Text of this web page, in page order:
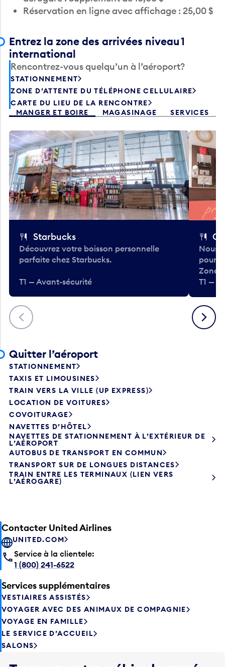
international
Rencontrez-vous quelqu’un à l’aéroport?
STATIONNEMENT
ZONE D’ATTENTE DU TÉLÉPHONE CELLULAIRE
CARTE DU LIEU DE LA RENCONTRE
MANGER ET BOIRE
MAGASINAGE
Découvrez votre boisson personnelle
parfaite chez Starbucks.
Nous
pour
Zone.
T1 —
Suivant
STATIONNEMENT
TAXIS ET LIMOUSINES
TRAIN VERS LA VILLE (UP EXPRESS)
LOCATION DE VOITURES
COVOITURAGE
NAVETTES D’HÔTEL
NAVETTES DE STATIONNEMENT À L’EXTÉRIEUR DE
L’AÉROPORT
AUTOBUS DE TRANSPORT EN COMMUN
TRANSPORT SUR DE LONGUES DISTANCES
TRAIN ENTRE LES TERMINAUX (LIEN VERS
L’AÉROGARE)
UNITED.COM
Service à la clientele:
1 (800) 241-6522
VESTIAIRES ASSISTÉS
VOYAGER AVEC DES ANIMAUX DE COMPAGNIE
VOYAGE EN FAMILLE
LE SERVICE D’ACCUEIL
SALONS